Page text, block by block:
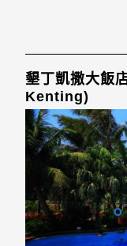
東隆宮, Antai
墾丁凱撒大飯
Kenting)